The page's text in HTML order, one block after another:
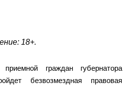
18+.
граждан губернатора
безвозмездная правовая